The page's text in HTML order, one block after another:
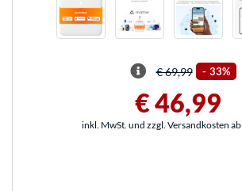
€ 69,99 - 33%
€ 46,99
inkl. MwSt. und zzgl. Versandkosten ab